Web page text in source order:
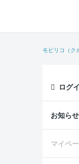
モビリコ（ク
ログ
お知らせ
マイペ